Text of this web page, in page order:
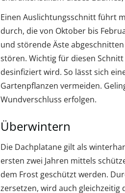
Einen Auslichtungsschnitt führt
durch, die von Oktober bis
und störende Äste
stören. Wichtig für diesen
desinfiziert wird. So lässt sich
Gartenpflanzen vermeiden.
Wundverschluss erfolgen.
Überwintern
Die Dachplatane gilt als
ersten zwei Jahren mittels
dem Frost geschützt werden.
zersetzen, wird auch